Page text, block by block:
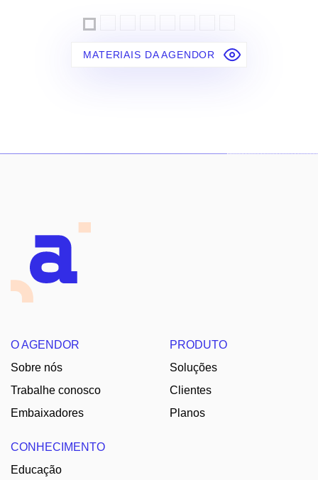
MATERIAIS DA AGENDOR
O AGENDOR
Sobre nós
Trabalhe conosco
Embaixadores
PRODUTO
Soluções
Clientes
Planos
CONHECIMENTO
Educação